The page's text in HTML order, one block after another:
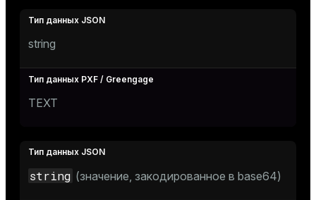
string
TEXT
string (значение, закодированное в base64)